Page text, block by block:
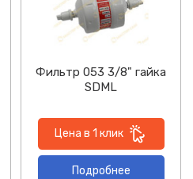
Фильтр 053 3/8" гайка
SDML
Цена в 1 клик
Подробнее